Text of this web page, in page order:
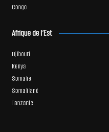
Congo
Afrique de l’Est
Djibouti
Kenya
Somalie
Somaliland
Tanzanie